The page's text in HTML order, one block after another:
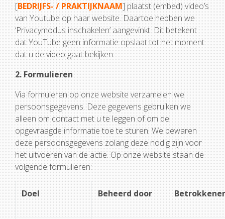
[BEDRIJFS- / PRAKTIJKNAAM] plaatst (embed) video’s
van Youtube op haar website. Daartoe hebben we
‘Privacymodus inschakelen’ aangevinkt. Dit betekent
dat YouTube geen informatie opslaat tot het moment
dat u de video gaat bekijken.
2. Formulieren
Via formuleren op onze website verzamelen we
persoonsgegevens. Deze gegevens gebruiken we
alleen om contact met u te leggen of om de
opgevraagde informatie toe te sturen. We bewaren
deze persoonsgegevens zolang deze nodig zijn voor
het uitvoeren van de actie. Op onze website staan de
volgende formulieren:
Doel Beheerd door